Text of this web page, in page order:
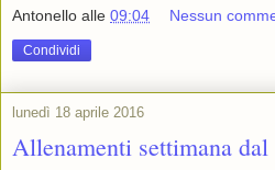
Antonello alle 09:04 Nessun
Condividi
lunedì 18 aprile 2016
Allenamenti settimana